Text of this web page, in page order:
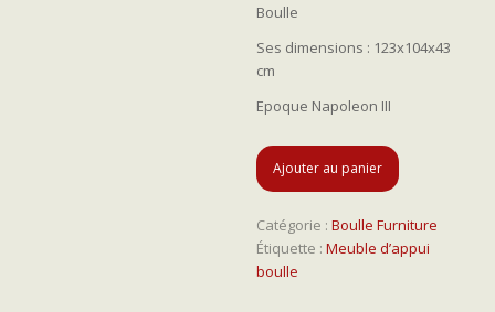
Boulle
Ses dimensions : 123x104x43
cm
Epoque Napoleon III
Ajouter au panier
Catégorie : Boulle Furniture
Étiquette : Meuble d’appui
boulle